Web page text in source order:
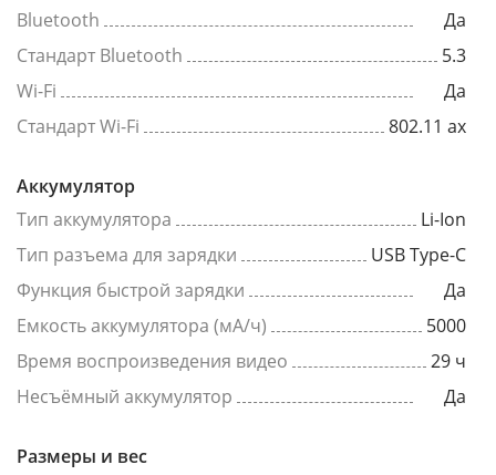
Bluetooth
Да
Стандарт Bluetooth
5.3
Wi-Fi
Да
Стандарт Wi-Fi
802.11 ax
Аккумулятор
Тип аккумулятора
Li-Ion
Тип разъема для зарядки
USB Type-C
Функция быстрой зарядки
Да
Емкость аккумулятора (мА/ч)
5000
Время воспроизведения видео
29 ч
Несъёмный аккумулятор
Да
Размеры и вес